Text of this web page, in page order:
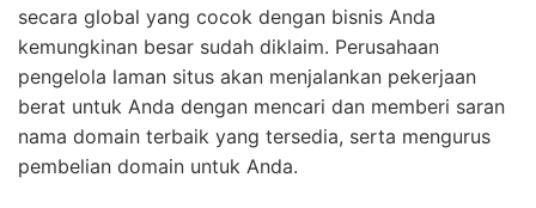
secara global yang cocok dengan bisnis Anda
kemungkinan besar sudah diklaim. Perusahaan
pengelola laman situs akan menjalankan pekerjaan
berat untuk Anda dengan mencari dan memberi saran
nama domain terbaik yang tersedia, serta mengurus
pembelian domain untuk Anda.